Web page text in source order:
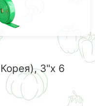
3"х 6